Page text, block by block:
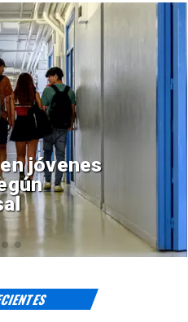
del Parque
inversión